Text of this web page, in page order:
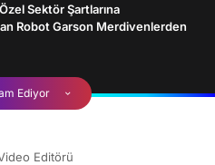
Sektör Şartlarına
Robot Garson Merdivenlerden
Ediyor
Editörü